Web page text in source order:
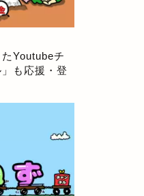
Youtubeチ
」も応援・登